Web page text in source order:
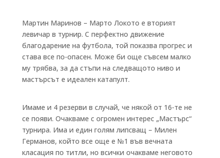
Мартин Маринов – Марто Локото е вторият
левичар в турнир. С перфектно движение
благодарение на футбола, той показва прогрес и
става все по-опасен. Може би още съвсем малко
му трябва, за да стъпи на следващото ниво и
мастърсът е идеален катапулт.
Имаме и 4 резерви в случай, че някой от 16-те не
се появи. Очакваме с огромен интерес „Мастърс“
турнира. Има и един голям липсващ – Милен
Германов, който все още е №1 във вечната
класация по титли, но всички очакваме неговото